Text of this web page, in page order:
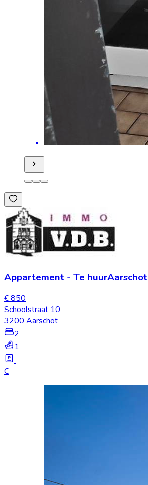
Appartement - Te huurAarschot
€ 850
Schoolstraat 10
3200 Aarschot
2
1
C